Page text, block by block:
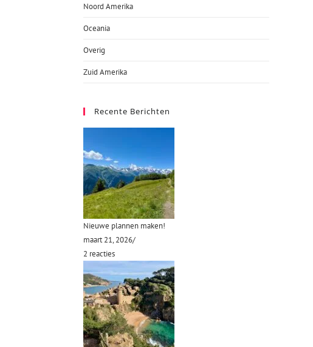
Noord Amerika
Oceania
Overig
Zuid Amerika
Recente Berichten
Nieuwe plannen maken!
maart 21, 2026/
2 reacties